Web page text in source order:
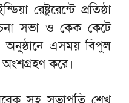
রেষ্টুরেন্টে প্রতিষ্ঠা
সভা ও কেক কেটে
অনুষ্ঠানে এসময় বিপুল
অংশগ্রহণ করে।
সহ সভাপতি শেখ